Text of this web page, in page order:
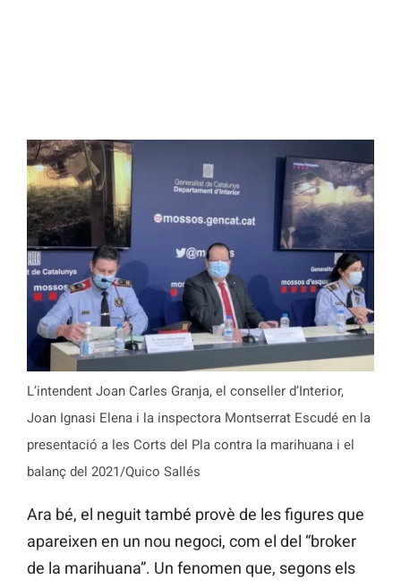
L’intendent Joan Carles Granja, el conseller d’Interior,
Joan Ignasi Elena i la inspectora Montserrat Escudé en la
presentació a les Corts del Pla contra la marihuana i el
balanç del 2021/Quico Sallés
Ara bé, el neguit també provè de les figures que
apareixen en un nou negoci, com el del “broker
de la marihuana”. Un fenomen que, segons els